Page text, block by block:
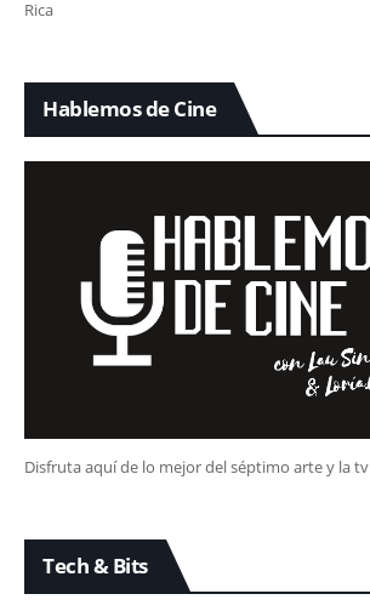
Rica
Hablemos de Cine
Disfruta aquí de lo mejor del séptimo arte y la tv
Tech & Bits